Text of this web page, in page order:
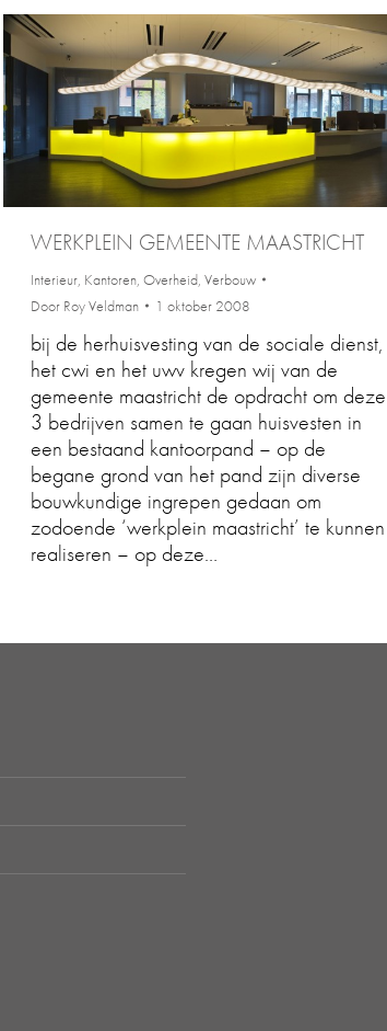
WERKPLEIN GEMEENTE MAASTRICHT
Interieur, Kantoren, Overheid, Verbouw
Door Roy Veldman 1 oktober 2008
bij de herhuisvesting van de sociale dienst,
het cwi en het uwv kregen wij van de
gemeente maastricht de opdracht om deze
3 bedrijven samen te gaan huisvesten in
een bestaand kantoorpand – op de
begane grond van het pand zijn diverse
bouwkundige ingrepen gedaan om
zodoende ‘werkplein maastricht’ te kunnen
realiseren – op deze…